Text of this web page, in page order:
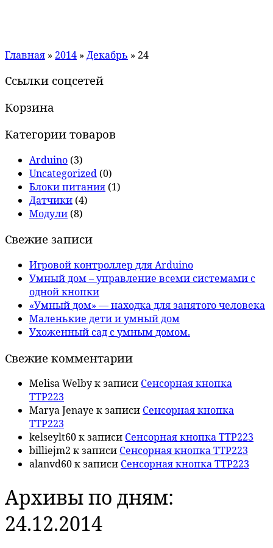
Главная » 2014 » Декабрь » 24
Ссылки соцсетей
Корзина
Категории товаров
Arduino (3)
Uncategorized (0)
Блоки питания (1)
Датчики (4)
Модули (8)
Свежие записи
Игровой контроллер для Arduino
Умный дом – управление всеми системами с
одной кнопки
«Умный дом» — находка для занятого человека
Маленькие дети и умный дом
Ухоженный сад с умным домом.
Свежие комментарии
Melisa Welbyк записи Сенсорная кнопка
TTP223
Marya Jenaye к записи Сенсорная кнопка
TTP223
kelseylt60к записи Сенсорная кнопка TTP223
billiejm2 к записи Сенсорная кнопка TTP223
alanvd60к записи Сенсорная кнопка TTP223
Архивы по дням:
24.12.2014